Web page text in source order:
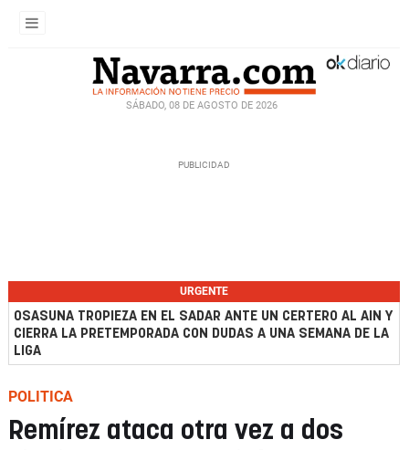
SÁBADO, 08 DE AGOSTO DE 2026
URGENTE
OSASUNA TROPIEZA EN EL SADAR ANTE UN CERTERO AL AIN Y
CIERRA LA PRETEMPORADA CON DUDAS A UNA SEMANA DE LA
LIGA
POLITICA
Remírez ataca otra vez a dos